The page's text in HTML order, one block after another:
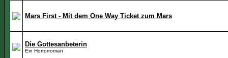
Mars First - Mit dem One Way Ticket zum Mars
Die Gottesanbeterin
Ein Horrorroman